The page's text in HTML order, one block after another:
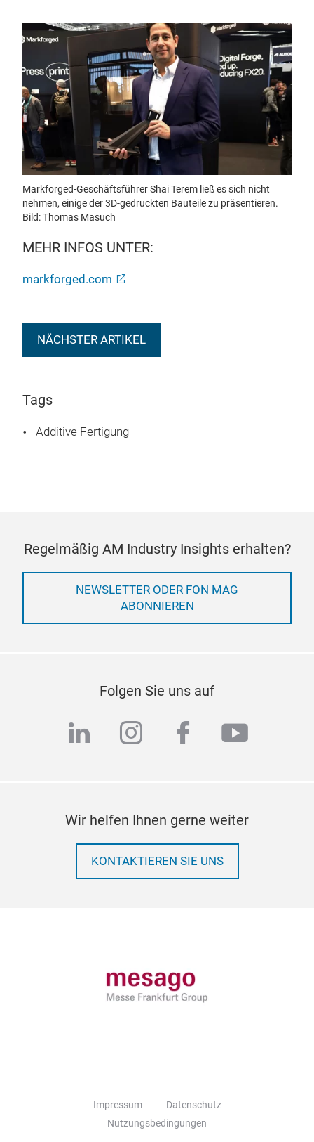
Markforged-Geschäftsführer Shai Terem ließ es sich nicht
nehmen, einige der 3D-gedruckten Bauteile zu präsentieren.
Bild: Thomas Masuch
MEHR INFOS UNTER:
markforged.com
NÄCHSTER ARTIKEL
Tags
Additive Fertigung
Regelmäßig AM Industry Insights erhalten?
NEWSLETTER ODER FON MAG
ABONNIEREN
Folgen Sie uns auf
linkedininstagram
facebook
Wir helfen Ihnen gerne weiter
KONTAKTIEREN SIE UNS
Impressum
Datenschutz
Nutzungsbedingungen